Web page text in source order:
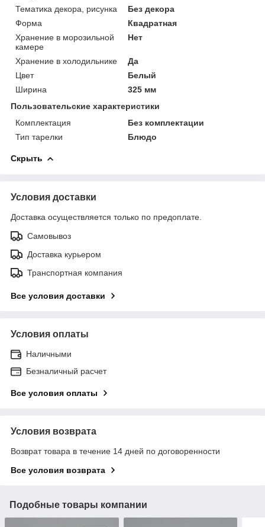
Тематика декора, рисунка
Без декора
Форма
Квадратная
Хранение в морозильной
камере
Нет
Хранение в холодильнике
Да
Цвет
Белый
Ширина
325 мм
Пользовательские характеристики
Комплектация
Без комплектации
Тип тарелки
Блюдо
Скрыть
Условия доставки
Доставка осуществляется только по предоплате.
Самовывоз
Доставка курьером
Транспортная компания
Все условия доставки
Условия оплаты
Наличными
Безналичный расчет
Все условия оплаты
Условия возврата
Возврат товара в течение 14 дней по договоренности
Все условия возврата
Подобные товары компании